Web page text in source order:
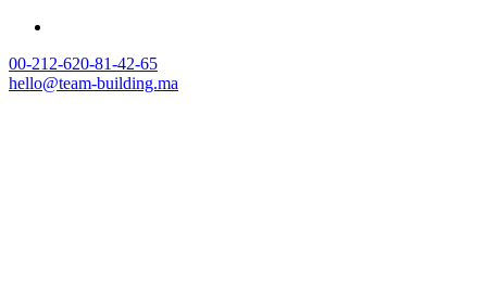
00-212-620-81-42-65
hello@team-building.ma